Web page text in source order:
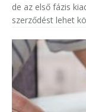
de az első fázis
szerződést lehet